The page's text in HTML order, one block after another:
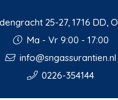
25-27, 1716 DD,
Ma - Vr 9:00 - 17:00
info@sngassurantien.nl
0226-354144